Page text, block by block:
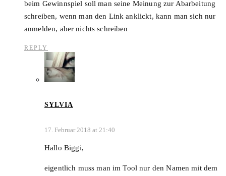
beim Gewinnspiel soll man seine Meinung zur Abarbeitung
schreiben, wenn man den Link anklickt, kann man sich nur
anmelden, aber nichts schreiben
REPLY
SYLVIA
17. Februar 2018 at 21:40
Hallo Biggi,
eigentlich muss man im Tool nur den Namen mit dem